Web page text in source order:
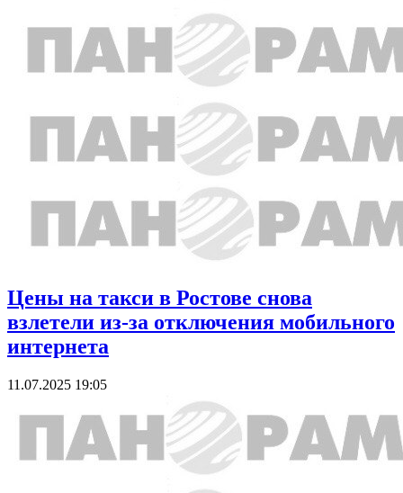
Цены на такси в Ростове снова
взлетели из-за отключения мобильного
интернета
11.07.2025 19:05